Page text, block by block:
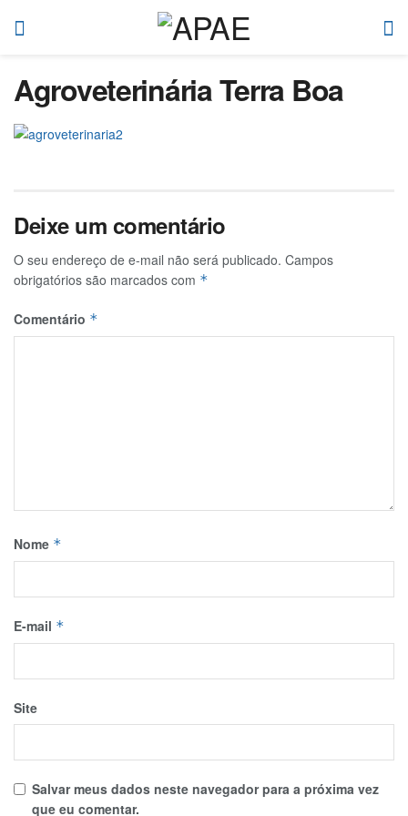
Agroveterinária Terra Boa
Deixe um comentário
O seu endereço de e-mail não será publicado. Campos
obrigatórios são marcados com *
Comentário *
Nome *
E-mail *
Site
Salvar meus dados neste navegador para a próxima vez
que eu comentar.